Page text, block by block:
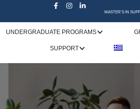
MASTER'S IN
UNDERGRADUATE PROGRAMS
SUPPORT